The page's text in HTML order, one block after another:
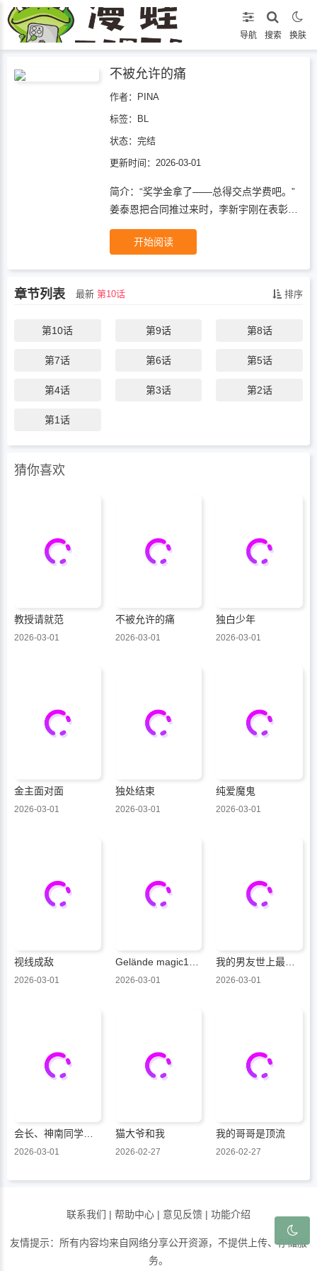
导航 搜索 换肤
不被允许的痛
作者：PINA
标签： BL
状态： 完结
更新时间：2026-03-01
简介：“奖学金拿了——总得交点学费吧。”
姜泰恩把合同推过来时，李新宇刚在表彰会
上接过奖学金证书。从此，排练厅的镜子里
多了一道目光，更衣室的门学会了反锁。他
拳头，没答。——疼的不是身体，是他曾经
他以为靠本事吃饭，到头来发现——这顿
开始阅读
章节列表 最新 第10话 排序
第10话 第9话 第8话
第7话 第6话 第5话
第4话 第3话 第2话
第1话
猜你喜欢
教授请就范
2026-03-01
不被允许的痛
2026-03-01
独白少年
2026-03-01
金主面对面
2026-03-01
独处结束
2026-03-01
纯爱魔鬼
2026-03-01
视线成敌
2026-03-01
Gelände magic101号
2026-03-01
我的男友世上最可爱
2026-03-01
2026-03-01
猫大爷和我
2026-02-27
我的哥哥是顶流
2026-02-27
联系我们 | 帮助中心 | 意见反馈 | 功能介绍
友情提示：所有内容均来自网络分享公开资源，不提供上传、存储服
务。